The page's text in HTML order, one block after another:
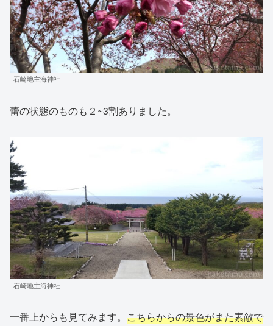
石崎地主海神社
蕾の状態のものも２~3割ありました。
石崎地主海神社
一番上からも見てみます。 こちらからの景色がまた素敵で